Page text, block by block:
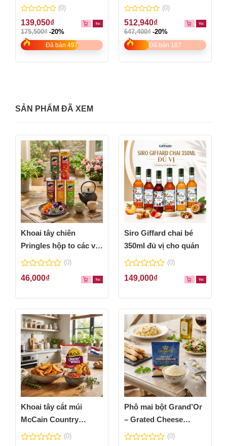
0
out
of
5
(0)
139,050₫
175,500₫ -20%
Đã bán 497
Bella – chai 1L
0
out
of
5
(0)
512,940₫
647,400₫ -20%
Đã bán 187
SẢN PHẨM ĐÃ XEM
Khoai tây chiên
Pringles hộp to các vị
thơm ngon
0
out
5
(0)
46,000₫
Siro Giffard chai bé
350ml đủ vị cho quán
0
out
5
(0)
149,000₫
Khoai tây cắt múi
McCain Country
Wedges 600g(0)
Phô mai bột Grand’Or
– Grated Cheese
Powder 100g(0)